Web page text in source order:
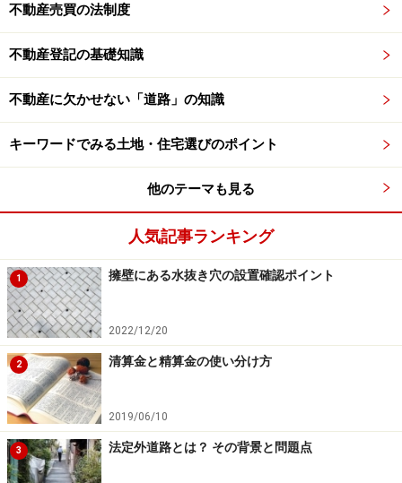
不動産売買の法制度
不動産登記の基礎知識
不動産に欠かせない「道路」の知識
キーワードでみる土地・住宅選びのポイント
他のテーマも見る
人気記事ランキング
1 擁壁にある水抜き穴の設置確認ポイント
2022/12/20
2 清算金と精算金の使い分け方
2019/06/10
3 法定外道路とは？ その背景と問題点